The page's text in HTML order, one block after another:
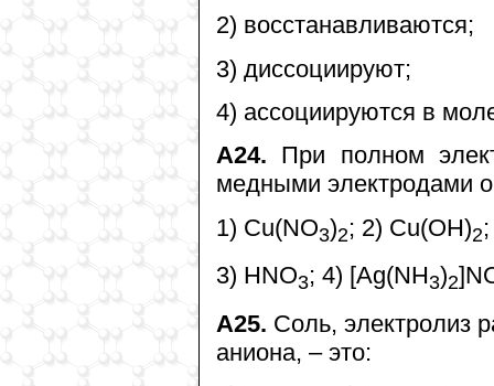
2) восстанавливаются;
3) диссоциируют;
4) ассоциируются в
А24. При полном
медными электродами
1) Cu(NO3)2; 2) Cu(OH)2;
3) HNO3; 4) [Ag(NH3)2
А25. Соль, электролиз
аниона, – это: